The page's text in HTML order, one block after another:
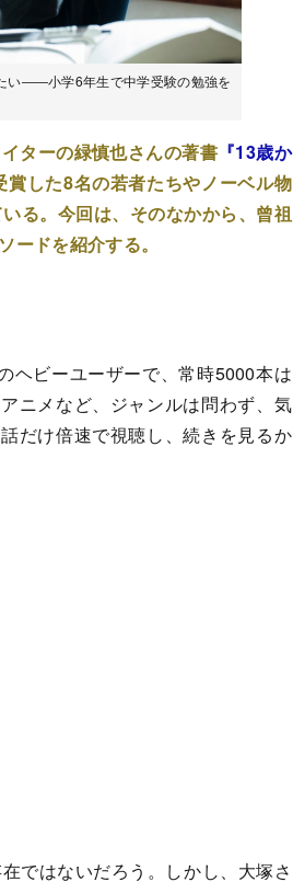
い――小学6年生で中学受験の勉強を
ターの緑慎也さんの著書 『13歳か
賞した8名の若者たちやノーベル物
る。今回は、そのなかから、曾祖
ドを紹介する。
ヘビーユーザーで、常時5000本は
ニメなど、ジャンルは問わず、気
だけ倍速で視聴し、続きを見るか
ではないだろう。しかし、大塚さ